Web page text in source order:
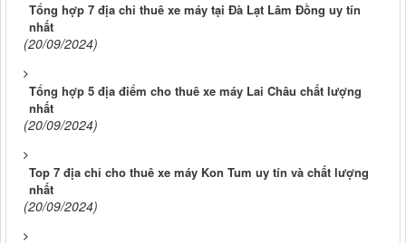
Tổng hợp 7 địa chỉ thuê xe máy tại Đà Lạt Lâm Đồng uy tín
nhất
(20/09/2024)
Tổng hợp 5 địa điểm cho thuê xe máy Lai Châu chất lượng
nhất
(20/09/2024)
Top 7 địa chỉ cho thuê xe máy Kon Tum uy tín và chất lượng
nhất
(20/09/2024)